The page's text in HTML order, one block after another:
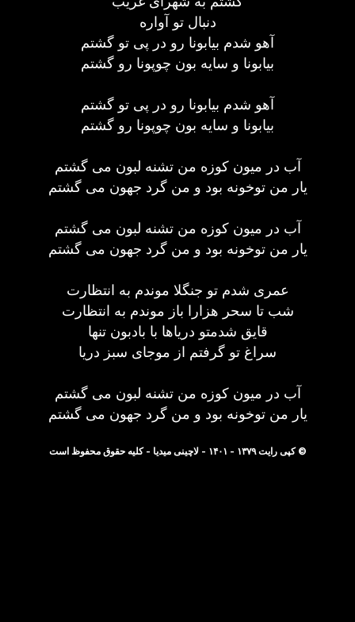
دنبال تو آواره
آهو شدم بیابونا رو در پی تو گشتم
بیابونا و سایه بون چوپونا رو گشتم
آهو شدم بیابونا رو در پی تو گشتم
بیابونا و سایه بون چوپونا رو گشتم
آب در میون کوزه من تشنه لبون می گشتم
یار من توخونه بود و من گرد جهون می گشتم
آب در میون کوزه من تشنه لبون می گشتم
یار من توخونه بود و من گرد جهون می گشتم
عمری شدم تو جنگلا موندم به انتظارت
شب تا سحر هزارا باز موندم به انتظارت
قایق شدمتو دریاها با بادبون تنها
سراغ تو گرفتم از موجای سبز دریا
آب در میون کوزه من تشنه لبون می گشتم
یار من توخونه بود و من گرد جهون می گشتم
© کپی رایت ۱۳۷۹ - ۱۴۰۱ - لاچینی میدیا - کلیه حقوق محفوظ است